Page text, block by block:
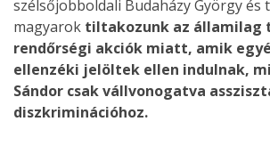
szélsőjobboldali Budaházy György és
magyarok tiltakozunk az
rendőrségi akciók miatt, amik
ellenzéki jelöltek ellen indulnak,
Sándor csak vállvonogatva
diszkriminációhoz.